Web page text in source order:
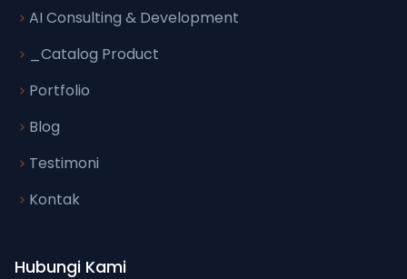
AI Consulting & Development
_Catalog Product
Portfolio
Blog
Testimoni
Kontak
Hubungi Kami